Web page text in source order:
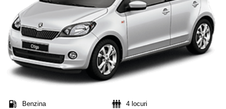
Benzina
4 locuri